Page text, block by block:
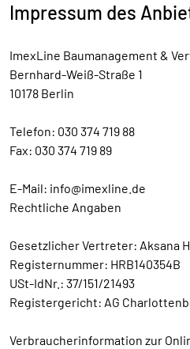
Impressum des
ImexLine Baumanagement &
Bernhard-Weiß-Straße 1
10178 Berlin
Telefon: 030 374 719 88
Fax: 030 374 719 89
E-Mail: info@imexline.de
Rechtliche Angaben
Gesetzlicher Vertreter: Aksana
Registernummer: HRB140354B
USt-IdNr.: 37/151/21493
Registergericht: AG
Verbraucherinformation zur